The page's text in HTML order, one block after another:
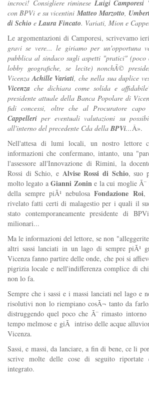
incroci! Consigliere riminese Luigi Camporesi
con BPVi e su vicentini Matteo Marzotto
di Schio e Laura Fincato. Variati, Mion e
Le argomentazioni di Camporesi, scrivevamo
gravi se vere... le giriamo per un'opportuna
pubblica al sindaco sugli aspetti "pratici" (poco
lobby geografiche, se lecite) nonchÃ©
Vicenza Achille Variati , che nella sua duplice
Vicenza che dichiara come solida e
presidente attuale della Banca Popolare di
fidi concessi, oltre che al Procuratore capo
Cappelleri per eventuali valutazioni su
all'interno del precedente Cda della BPVi...Â».
Nell'attesa di lumi locali, un nostro
informazioni che confermano, intanto, una
l'assessore all'Innovazione di Rimini, la
Rossi di Schio, e Alvise Rossi di Schio, suo
molto legato aGianni Zonin e la cui moglie Ã¨
della sempre piÃ¹ nebulosaFondazione Roi,
rivelato fatti certi di malagestio per i quali il
stato contemporaneamente presidente di
milionari...
Ma le informazioni del lettore, se non
altri sassi lanciati in un lago di sempre piÃ¹
Vicenza fanno partire delle onde, che poi si
pigrizia locale e nell'indifferenza complice di
non lo fa.
Sempre che i sassi e i massi lanciati nel lago e
risolutivi non lo riempiano cosÃ¬ tanto da
distruggendo quel poco che Ã¨ rimasto
tempo melmose e giÃ intriso delle acque
Vicenza.
Sassi, e massi, da lanciare, a fin di bene, ce li
scrive molte delle cose di seguito riportate
integrato.